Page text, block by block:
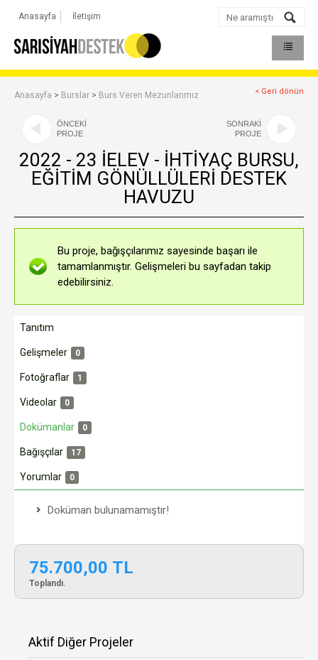
Anasayfa İletişim
Anasayfa > Burslar > Burs Veren Mezunlarımız < Geri dönün
ÖNCEKİ
PROJE
2022 - 23 İELEV - İHTİYAÇ BURSU,
EĞİTİM GÖNÜLLÜLERİ DESTEK
HAVUZU
SONRAKİ
PROJE
Bu proje, bağışçılarımız sayesinde başarı ile
tamamlanmıştır. Gelişmeleri bu sayfadan takip
edebilirsiniz.
Tanıtım
Gelişmeler 0
Fotoğraflar 1
Videolar 0
Dokümanlar 0
Bağışçılar 17
Yorumlar 0
Doküman bulunamamıştır!
75.700,00 TL
Toplandı.
Aktif Diğer Projeler